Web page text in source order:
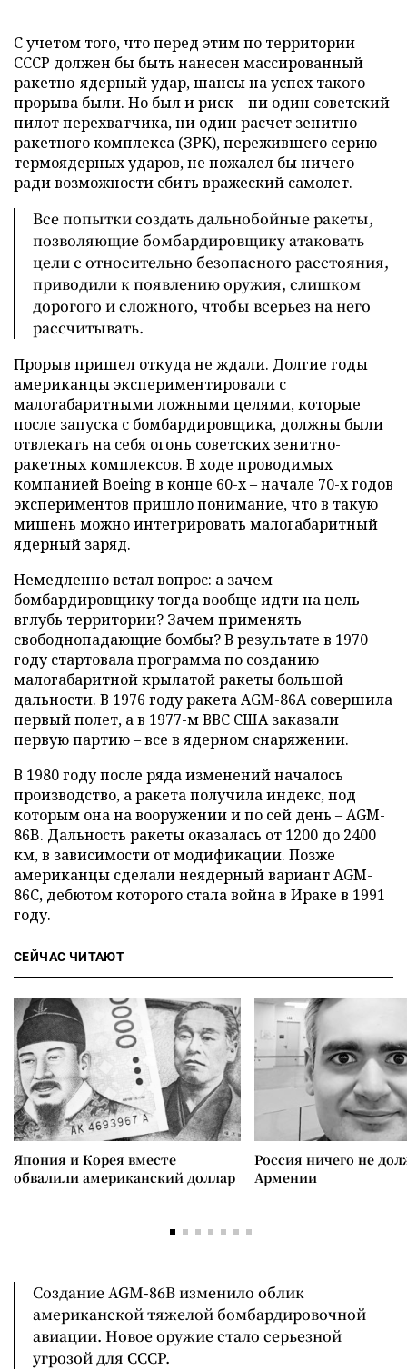
С учетом того, что перед этим по территории
СССР должен бы быть нанесен массированный
ракетно-ядерный удар, шансы на успех такого
прорыва были. Но был и риск – ни один советский
пилот перехватчика, ни один расчет зенитно-
ракетного комплекса (ЗРК), пережившего серию
термоядерных ударов, не пожалел бы ничего
ради возможности сбить вражеский самолет.
Все попытки создать дальнобойные ракеты,
позволяющие бомбардировщику атаковать
цели с относительно безопасного расстояния,
приводили к появлению оружия, слишком
дорогого и сложного, чтобы всерьез на него
рассчитывать.
Прорыв пришел откуда не ждали. Долгие годы
американцы экспериментировали с
малогабаритными ложными целями, которые
после запуска с бомбардировщика, должны были
отвлекать на себя огонь советских зенитно-
ракетных комплексов. В ходе проводимых
компанией Boeing в конце 60-х – начале 70-х годов
экспериментов пришло понимание, что в такую
мишень можно интегрировать малогабаритный
ядерный заряд.
Немедленно встал вопрос: а зачем
бомбардировщику тогда вообще идти на цель
вглубь территории? Зачем применять
свободнопадающие бомбы? В результате в 1970
году стартовала программа по созданию
малогабаритной крылатой ракеты большой
дальности. В 1976 году ракета AGM-86A совершила
первый полет, а в 1977-м ВВС США заказали
первую партию – все в ядерном снаряжении.
В 1980 году после ряда изменений началось
производство, а ракета получила индекс, под
которым она на вооружении и по сей день – AGM-
86B. Дальность ракеты оказалась от 1200 до 2400
км, в зависимости от модификации. Позже
американцы сделали неядерный вариант AGM-
86C, дебютом которого стала война в Ираке в 1991
году.
СЕЙЧАС ЧИТАЮТ
Япония и Корея вместе
обвалили американский доллар
Россия ничего не
Армении
Создание AGM-86B изменило облик
американской тяжелой бомбардировочной
авиации. Новое оружие стало серьезной
угрозой для СССР.